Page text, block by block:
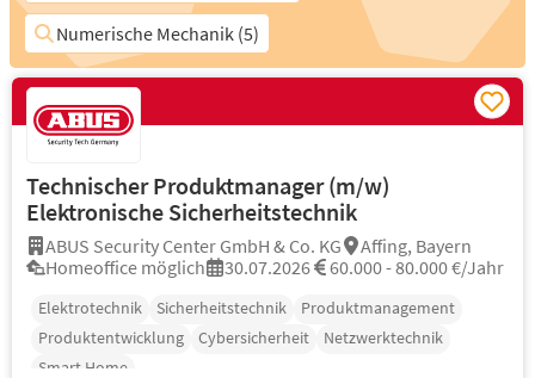
Numerische Mechanik (5)
Technischer Produktmanager (m/w)
Elektronische Sicherheitstechnik
ABUS Security Center GmbH & Co. KG
Affing, Bayern
Homeoffice möglich
30.07.2026 60.000 - 80.000 €/Jahr
Elektrotechnik Sicherheitstechnik
Produktmanagement
Produktentwicklung
Cybersicherheit
Netzwerktechnik
Smart Home